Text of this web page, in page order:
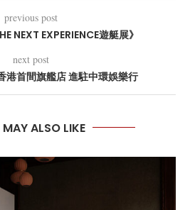
previous post
NEXT EXPERIENCE遊艇展》
next post
港首間旗艦店 進駐中環娛樂行
ALSO LIKE